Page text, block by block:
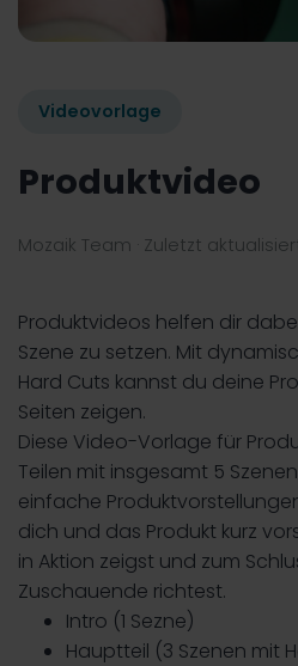
Videovorlage
Produktvideo
Mozaik Team · Zuletzt
Produktvideos helfen dir
Szene zu setzen. Mit
Hard Cuts kannst du deine
Seiten zeigen.
Diese Video-Vorlage für
Teilen mit insgesamt 5
einfache
dich und das Produkt kurz
in Aktion zeigst und zum
Zuschauende richtest.
Intro (1 Sezne)
Hauptteil (3 Szenen mit